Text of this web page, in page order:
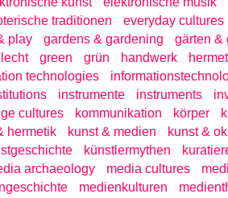
traditionen
everyday cultures
play
gardens & gardening
gärten &
green grün handwerk
technologies
instrumente instruments
cultures
kommunikation körper
hermetik
kunst & medien
kunst &
künstlermythen
archaeology
media cultures
medienkulturen